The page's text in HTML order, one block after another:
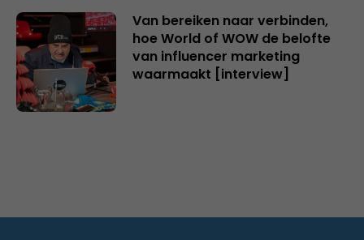
Van bereiken naar verbinden,
hoe World of WOW de belofte
van influencer marketing
waarmaakt [interview]